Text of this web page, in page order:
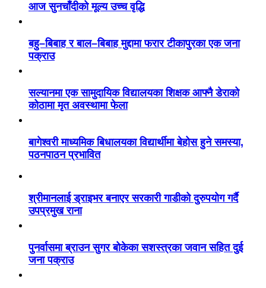
आज सुनचाँदीको मूल्य उच्च वृद्धि
बहु–बिबाह र बाल–बिबाह मुद्दामा फरार टीकापुरका एक जना
पक्राउ
सल्यानमा एक सामुदायिक विद्यालयका शिक्षक आफ्नै डेराको
कोठामा मृत अवस्थामा फेला
बागेश्वरी माध्यमिक बिधालयका विद्यार्थीमा बेहोस हुने समस्या,
पठनपाठन प्रभावित
श्रीमानलाई ड्राइभर बनाएर सरकारी गाडीको दुरुपयोग गर्दै
उपप्रमुख राना
पुनर्वासमा ब्राउन सुगर बोकेका सशस्त्रका जवान सहित दुई
जना पक्राउ